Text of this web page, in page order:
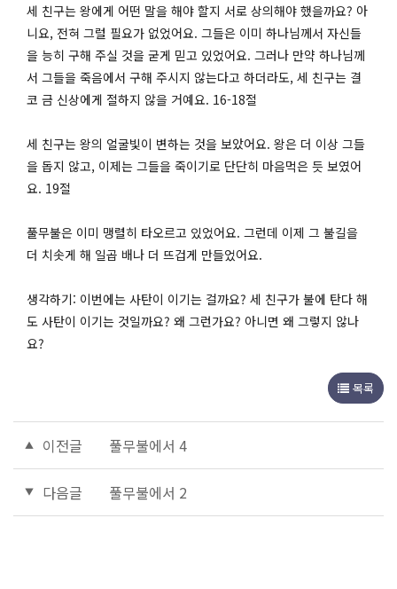
세 친구는 왕에게 어떤 말을 해야 할지 서로 상의해야 했을까요? 아
니요, 전혀 그럴 필요가 없었어요. 그들은 이미 하나님께서 자신들
을 능히 구해 주실 것을 굳게 믿고 있었어요. 그러나 만약 하나님께
서 그들을 죽음에서 구해 주시지 않는다고 하더라도, 세 친구는 결
코 금 신상에게 절하지 않을 거예요. 16-18절
세 친구는 왕의 얼굴빛이 변하는 것을 보았어요. 왕은 더 이상 그들
을 돕지 않고, 이제는 그들을 죽이기로 단단히 마음먹은 듯 보였어
요. 19절
풀무불은 이미 맹렬히 타오르고 있었어요. 그런데 이제 그 불길을
더 치솟게 해 일곱 배나 더 뜨겁게 만들었어요.
생각하기: 이번에는 사탄이 이기는 걸까요? 세 친구가 불에 탄다 해
도 사탄이 이기는 것일까요? 왜 그런가요? 아니면 왜 그렇지 않나
요?
목록
이전글 풀무불에서 4
다음글 풀무불에서 2